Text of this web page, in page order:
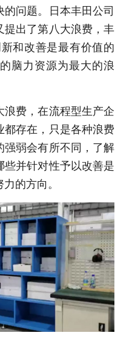
问题。日本丰田公司
提出了第八大浪费，丰
和改善是最有价值的
脑力资源为最大的浪
费，在流程型生产企
都存在，只是各种浪费
强弱会有所不同，了解
些并针对性予以改善是
的方向。